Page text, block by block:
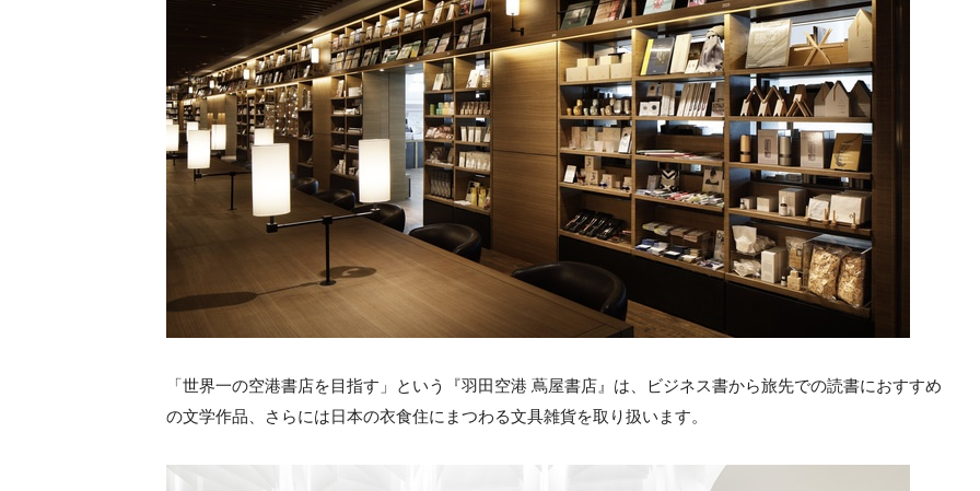
「世界一の空港書店を目指す」という『羽田空港 蔦屋書店』は、ビジネス書から旅先での読書におすすめ
の文学作品、さらには日本の衣食住にまつわる文具雑貨を取り扱います。